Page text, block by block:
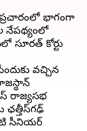
భాగంగా
నేపథ్యంలో
సూరత్ కోర్టు
వచ్చిన
రాజ్యసభ
ఛత్తీస్‌గఢ్
సీనియర్